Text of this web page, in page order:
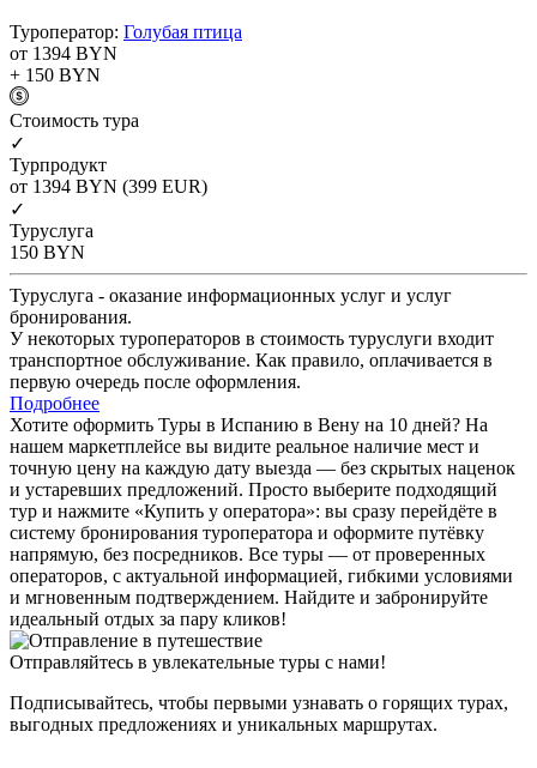
Туроператор: Голубая птица
от 1394 BYN
+ 150 BYN
Cтоимость тура
✓
Турпродукт
от 1394 BYN (399 EUR)
✓
Туруслуга
150 BYN
Туруслуга - оказание информационных услуг и услуг
бронирования.
У некоторых туроператоров в стоимость туруслуги входит
транспортное обслуживание. Как правило, оплачивается в
первую очередь после оформления.
Подробнее
Хотите оформить Туры в Испанию в Вену на 10 дней? На
нашем маркетплейсе вы видите реальное наличие мест и
точную цену на каждую дату выезда — без скрытых наценок
и устаревших предложений. Просто выберите подходящий
тур и нажмите «Купить у оператора»: вы сразу перейдёте в
систему бронирования туроператора и оформите путёвку
напрямую, без посредников. Все туры — от проверенных
операторов, с актуальной информацией, гибкими условиями
и мгновенным подтверждением. Найдите и забронируйте
идеальный отдых за пару кликов!
Отправляйтесь в увлекательные туры с нами!
Подписывайтесь, чтобы первыми узнавать о горящих турах,
выгодных предложениях и уникальных маршрутах.